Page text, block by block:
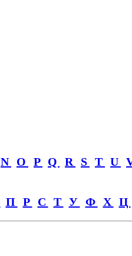
N O P Q R S T U
П Р С Т У Ф Х Ц